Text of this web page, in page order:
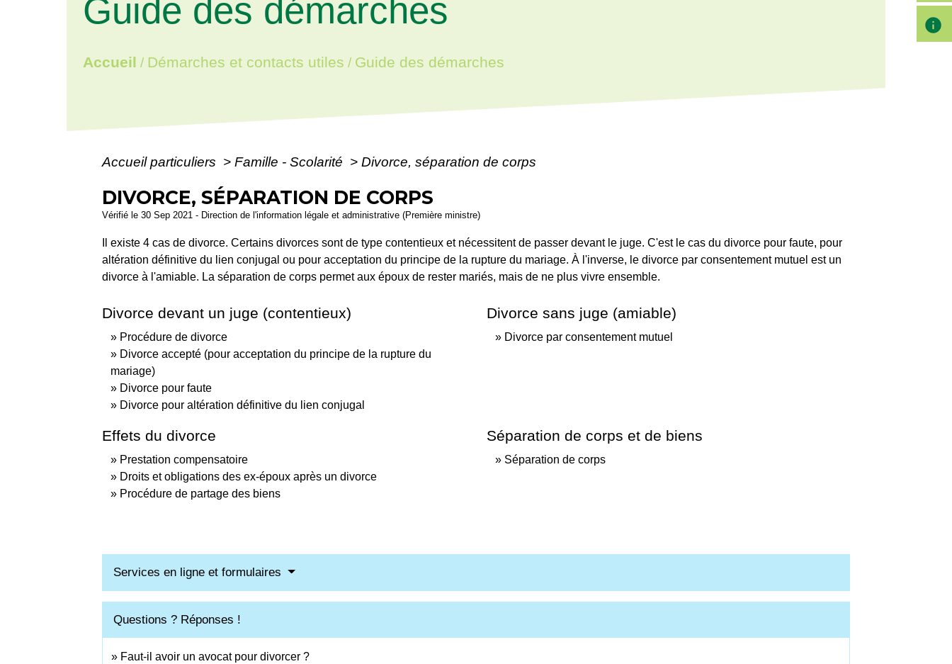
Guide des démarches
Accueil / Démarches et contacts utiles / Guide des démarches
Accueil particuliers > Famille - Scolarité > Divorce, séparation de corps
DIVORCE, SÉPARATION DE CORPS
Vérifié le 30 Sep 2021 - Direction de l'information légale et administrative (Première ministre)
Il existe 4 cas de divorce. Certains divorces sont de type contentieux et nécessitent de passer devant le juge. C'est le cas du divorce pour faute, pour
altération définitive du lien conjugal ou pour acceptation du principe de la rupture du mariage. À l'inverse, le divorce par consentement mutuel est un
divorce à l'amiable. La séparation de corps permet aux époux de rester mariés, mais de ne plus vivre ensemble.
Divorce devant un juge (contentieux)
Procédure de divorce
Divorce accepté (pour acceptation du principe de la rupture du
mariage)
Divorce pour faute
Divorce pour altération définitive du lien conjugal
Divorce sans juge (amiable)
Divorce par consentement mutuel
Effets du divorce
Prestation compensatoire
Droits et obligations des ex-époux après un divorce
Procédure de partage des biens
Séparation de corps et de biens
Séparation de corps
Services en ligne et formulaires
Questions ? Réponses !
Faut-il avoir un avocat pour divorcer ?
info